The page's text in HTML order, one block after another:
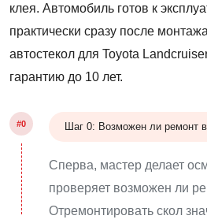
клея. Автомобиль готов к
практически сразу после
автостекол для Toyota
гарантию до 10 лет.
#0 Шаг 0: Возможен ли ремонт
Сперва, мастер делает
проверяет возможен ли
Отремонтировать скол